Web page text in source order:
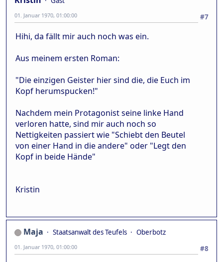
#7
01. Januar 1970, 01:00:00
Hihi, da fällt mir auch noch was ein.
Aus meinem ersten Roman:
"Die einzigen Geister hier sind die, die Euch im
Kopf herumspucken!"
Nachdem mein Protagonist seine linke Hand
verloren hatte, sind mir auch noch so
Nettigkeiten passiert wie "Schiebt den Beutel
von einer Hand in die andere" oder "Legt den
Kopf in beide Hände"
Kristin
Maja Staatsanwalt des Teufels
Oberbotz
#8
01. Januar 1970, 01:00:00